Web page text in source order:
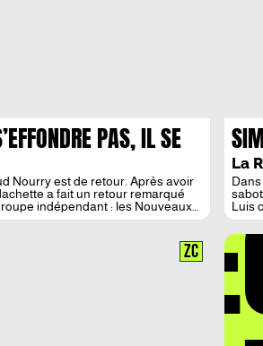
PAS, IL SE
Nourry est de retour. Après avoir
a fait un retour remarqué
indépendant : les Nouveaux
La
Luis
une
film
pour
ZC